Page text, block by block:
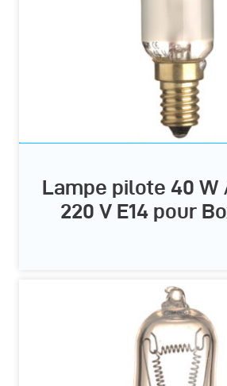
Lampe pilote 40 W
220 V E14 pour